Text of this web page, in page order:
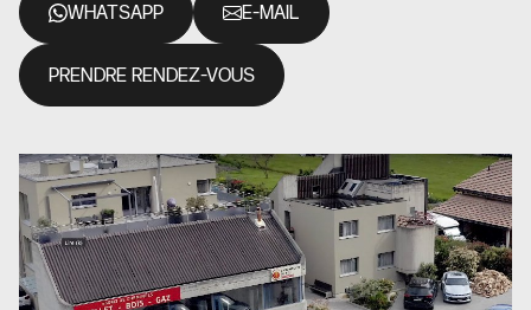
WHATSAPP E-MAIL
PRENDRE RENDEZ-VOUS